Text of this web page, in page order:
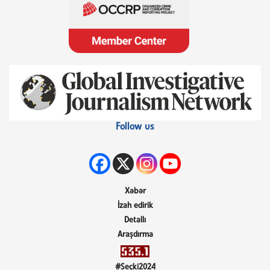
Follow us
Xəbər
İzah edirik
Detallı
Araşdırma
#Seçki2024